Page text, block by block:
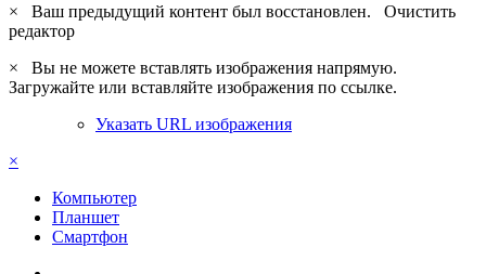
×
Ваш предыдущий контент был восстановлен. Очистить
редактор
×
Вы не можете вставлять изображения напрямую.
Загружайте или вставляйте изображения по ссылке.
Указать URL изображения
×
Компьютер
Планшет
Смартфон